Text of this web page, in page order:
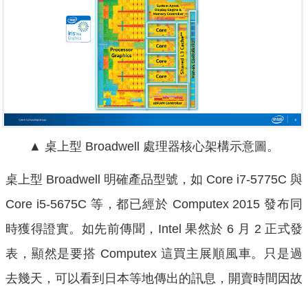
▲ 桌上型 Broadwell 處理器核心架構示意圖。
桌上型 Broadwell 明確產品型號，如 Core i7-5775C 與
Core i5-5675C 等，都已經於 Computex 2015 發布同
時獲得證實。 如先前傳聞，Intel 果然於 6 月 2 正式發
表，顯然是要搭 Computex 這買主展順風車。只是過
去幾天，可以看到日本等地傳出的訊息，開賣時間因故